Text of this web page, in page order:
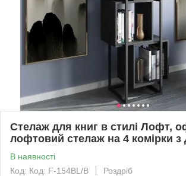
Стелаж для книг в стилі Лофт,
лофтовий стелаж на 4 комірки
В наявності
Код: Код: F-154BL/B
Роздріб